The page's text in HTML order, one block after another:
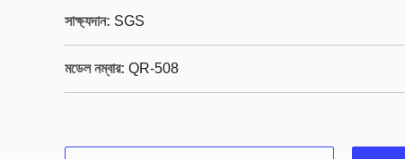
সাক্ষ্যদান: SGS
মডেল নম্বার: QR-508